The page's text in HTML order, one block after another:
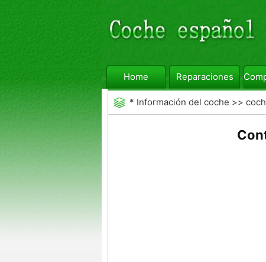
Home Reparaciones
* Información del coche >>